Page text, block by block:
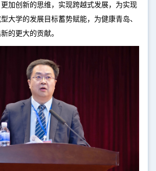
加创新的思维，实现跨越式发展，为实现
大学的发展目标蓄势赋能，为健康青岛、
的更大的贡献。